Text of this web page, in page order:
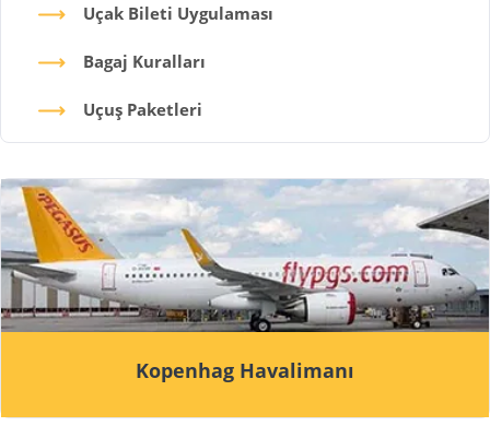
Uçak Bileti Uygulaması
Bagaj Kuralları
Uçuş Paketleri
Kopenhag Havalimanı